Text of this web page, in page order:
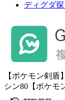
ディグダ探
【ポケモン剣
シン80【ポケモ